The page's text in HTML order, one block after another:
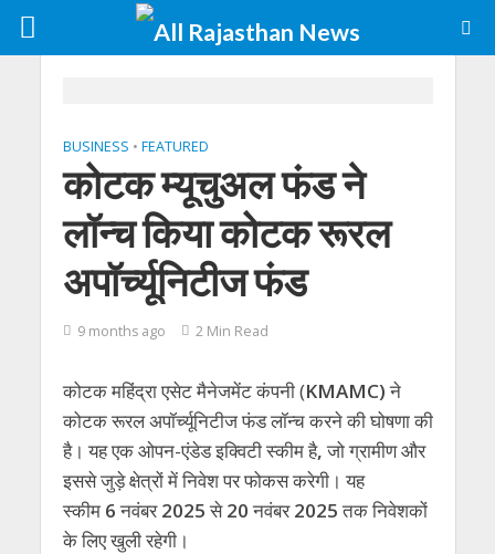
BUSINESS • FEATURED
कोटक म्यूचुअल फंड ने
लॉन्च किया कोटक रूरल
अपॉर्च्यूनिटीज फंड
9 months ago 2 Min Read
कोटक महिंद्रा एसेट मैनेजमेंट कंपनी (KMAMC)ने
कोटक रूरल अपॉर्च्यूनिटीज फंड लॉन्च करने की घोषणा की
है। यह एक ओपन-एंडेड इक्विटी स्कीम है,जो ग्रामीण और
इससे जुड़े क्षेत्रों में निवेश पर फोकस करेगी। यह
स्कीम 6नवंबर2025से20नवंबर2025तक निवेशकों
के लिए खुली रहेगी।